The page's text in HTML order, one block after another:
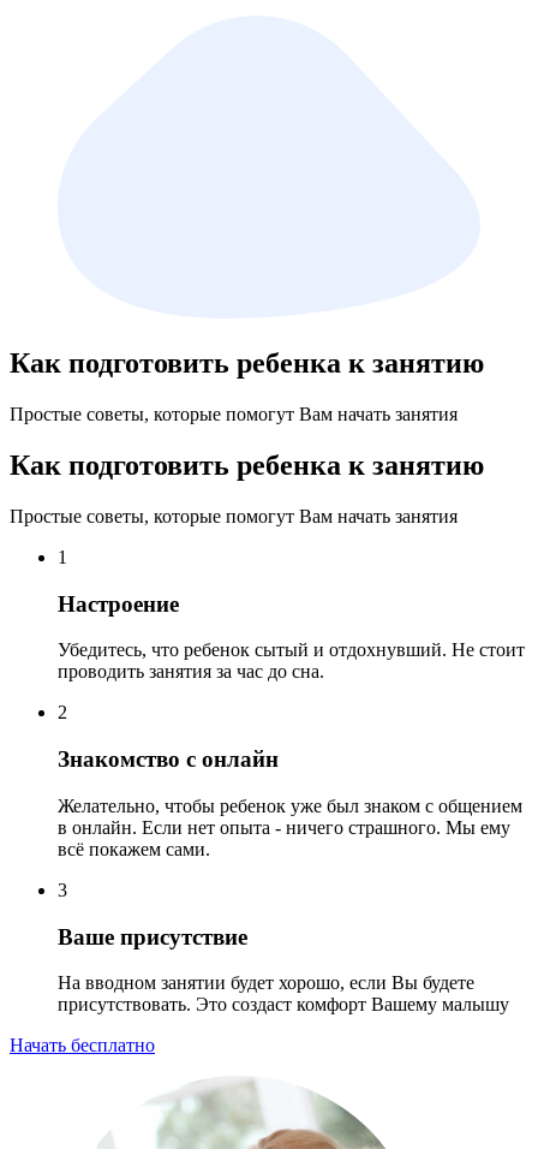
Как подготовить ребенка к занятию
Простые советы, которые помогут Вам начать занятия
Как подготовить ребенка к занятию
Простые советы, которые помогут Вам начать занятия
1
Настроение
Убедитесь, что ребенок сытый и отдохнувший. Не стоит
проводить занятия за час до сна.
2
Знакомство с онлайн
Желательно, чтобы ребенок уже был знаком с общением
в онлайн. Если нет опыта - ничего страшного. Мы ему
всё покажем сами.
3
Ваше присутствие
На вводном занятии будет хорошо, если Вы будете
присутствовать. Это создаст комфорт Вашему малышу
Начать бесплатно